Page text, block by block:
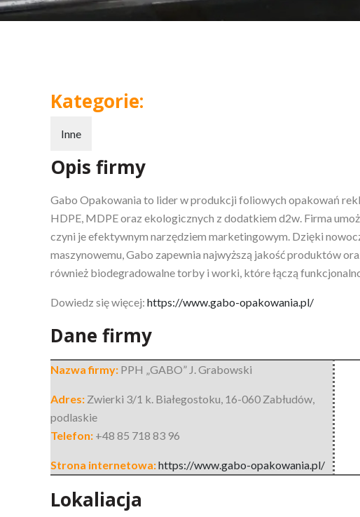
Kategorie:
Inne
Opis firmy
Gabo Opakowania to lider w produkcji foliowych opakowań
HDPE, MDPE oraz ekologicznych z dodatkiem d2w. Firma
czyni je efektywnym narzędziem marketingowym. Dzięki
maszynowemu, Gabo zapewnia najwyższą jakość produktów
również biodegradowalne torby i worki, które łączą
Dowiedz się więcej: https://www.gabo-opakowania.pl/
Dane firmy
Nazwa firmy: PPH „GABO” J. Grabowski
Adres: Zwierki 3/1 k. Białegostoku, 16-060 Zabłudów,
podlaskie
Telefon: +48 85 718 83 96
Strona internetowa:https://www.gabo-opakowania.pl/
Lokaliacja